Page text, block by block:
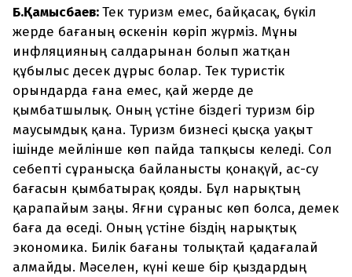
Б.Қамысбаев:Тек туризм емес, байқасақ, бүкіл
жерде бағаның өскенін көріп жүрміз. Мұны
инфляцияның салдарынан болып жатқан
құбылыс десек дұрыс болар. Тек туристік
орындарда ғана емес, қай жерде де
қымбатшылық. Оның үстіне біздегі туризм бір
маусымдық қана. Туризм бизнесі қысқа уақыт
ішінде мейлінше көп пайда тапқысы келеді. Сол
себепті сұранысқа байланысты қонақүй, ас-су
бағасын қымбатырақ қояды. Бұл нарықтың
қарапайым заңы. Яғни сұраныс көп болса, демек
баға да өседі. Оның үстіне біздің нарықтық
экономика. Билік бағаны толықтай қадағалай
алмайды. Мәселен, күні кеше бір қыздардың